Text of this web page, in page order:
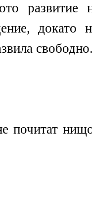
развитие
докато
почитат